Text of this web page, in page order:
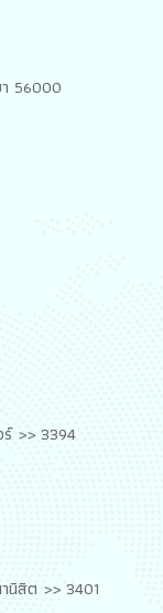
า 56000
ร์ >> 3394
นิสิต >> 3401